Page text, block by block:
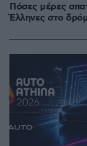
Πόσες μέρες
Έλληνες στο